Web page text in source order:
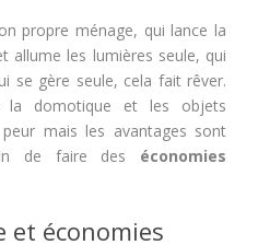
propre ménage, qui lance la
allume les lumières seule, qui
se gère seule, cela fait rêver.
la domotique et les objets
mais les avantages sont
de faire des économies
et économies